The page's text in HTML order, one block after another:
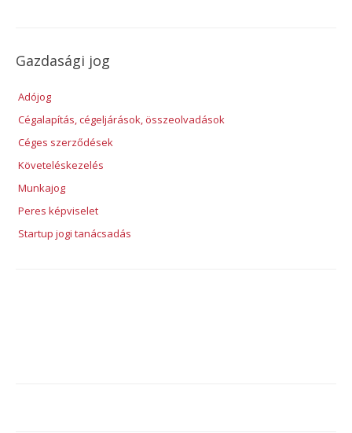
Gazdasági jog
Adójog
Cégalapítás, cégeljárások, összeolvadások
Céges szerződések
Követeléskezelés
Munkajog
Peres képviselet
Startup jogi tanácsadás